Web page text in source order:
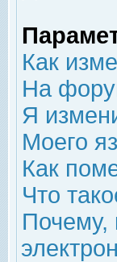
Как
На
Я
Моего
Как
Что
Почему,